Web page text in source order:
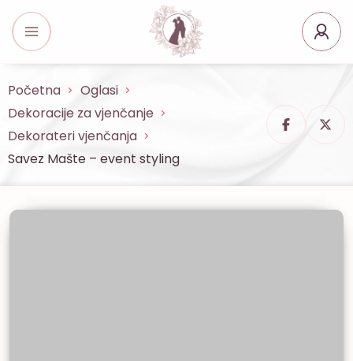
Početna
Oglasi
Dekoracije za vjenčanje
Dekorateri vjenčanja
Savez Mašte – event styling